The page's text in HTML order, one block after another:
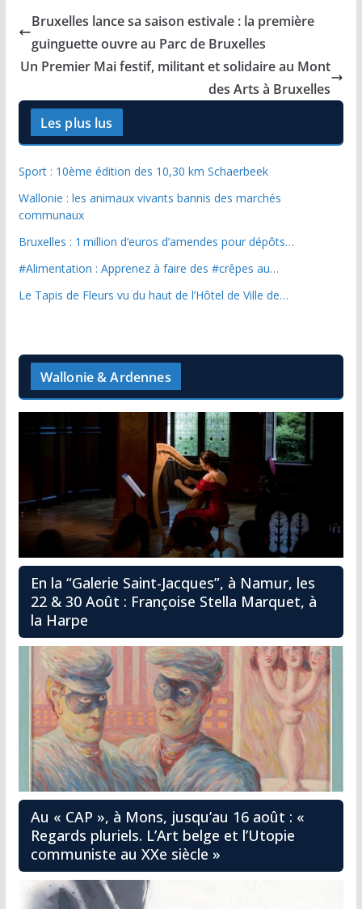
Bruxelles lance sa saison estivale : la première
guinguette ouvre au Parc de Bruxelles
Un Premier Mai festif, militant et solidaire au Mont
des Arts à Bruxelles
Les plus lus
Sport : 10ème édition des 10,30 km Schaerbeek
Wallonie : les animaux vivants bannis des marchés
communaux
Bruxelles : 1 million d’euros d’amendes pour dépôts…
#Alimentation : Apprenez à faire des #crêpes au…
Le Tapis de Fleurs vu du haut de l’Hôtel de Ville de…
Wallonie & Ardennes
En la “Galerie Saint-Jacques”, à Namur, les
22 & 30 Août : Françoise Stella Marquet, à
la Harpe
Au « CAP », à Mons, jusqu’au 16 août : «
Regards pluriels. L’Art belge et l’Utopie
communiste au XXe siècle »